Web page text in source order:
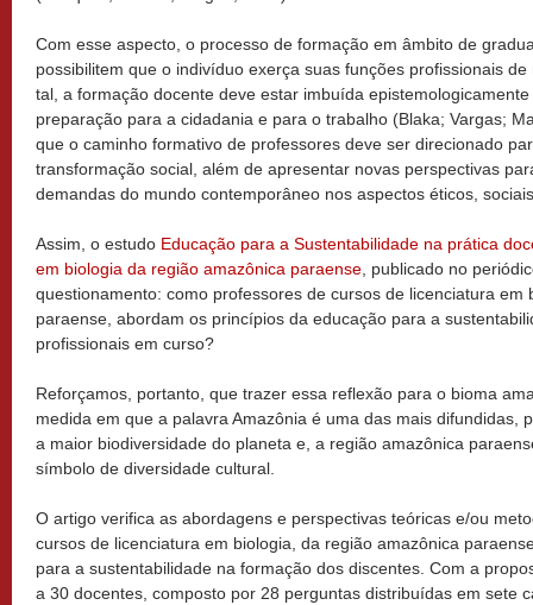
Com esse aspecto, o processo de formação em âmbito de
possibilitem que o indivíduo exerça suas funções profissionais
tal, a formação docente deve estar imbuída
preparação para a cidadania e para o trabalho (Blaka; Vargas;
que o caminho formativo de professores deve ser direcionado
transformação social, além de apresentar novas perspectivas
demandas do mundo contemporâneo nos aspectos éticos,
Assim, o estudo Educação para a Sustentabilidade na prática
em biologia da região amazônica paraense , publicado no
questionamento: como professores de cursos de licenciatura em
paraense, abordam os princípios da educação para a
profissionais em curso?
Reforçamos, portanto, que trazer essa reflexão para o bioma
medida em que a palavra Amazônia é uma das mais difundidas,
a maior biodiversidade do planeta e, a região amazônica
símbolo de diversidade cultural.
O artigo verifica as abordagens e perspectivas teóricas e/ou
cursos de licenciatura em biologia, da região amazônica
para a sustentabilidade na formação dos discentes. Com a
a 30 docentes, composto por 28 perguntas distribuídas em sete